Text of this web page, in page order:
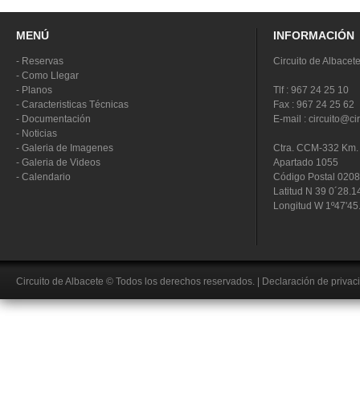
MENÚ
- Reservas
- Como Llegar
- Planos
- Caracteristicas Técnicas
- Documentación
- Noticias
- Galeria de Imagenes
- Galeria de Videos
- Calendario
INFORMACIÓN
Circuito de Albacete
Tlf : 967 24 25 10
Fax : 967 24 25 62
E-mail :
Ctra. CCM-332
Apartado 1055
Código Postal
Latitud N 39
Longitud W
Circuito de Albacete © Todos los derechos reservados. Declaración de